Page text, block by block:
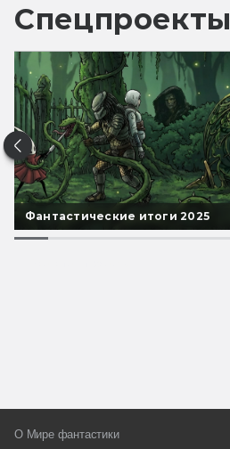
Спецпроекты
Фантастические итоги 2025
О Мире фантастики